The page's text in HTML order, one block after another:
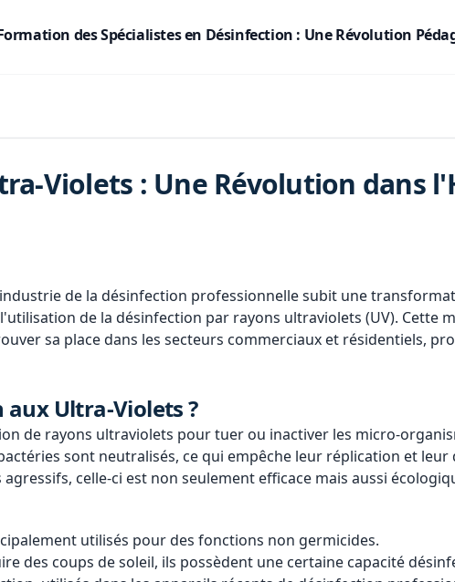
des Spécialistes en Désinfection : Une Révolution
Violets : Une Révolution dans
de la désinfection professionnelle subit une
de la désinfection par rayons ultraviolets (UV). Cette
sa place dans les secteurs commerciaux et résidentiels,
aux Ultra-Violets ?
de rayons ultraviolets pour tuer ou inactiver les micro-
sont neutralisés, ce qui empêche leur réplication et
celle-ci est non seulement efficace mais aussi
utilisés pour des fonctions non germicides.
des coups de soleil, ils possèdent une certaine capacité